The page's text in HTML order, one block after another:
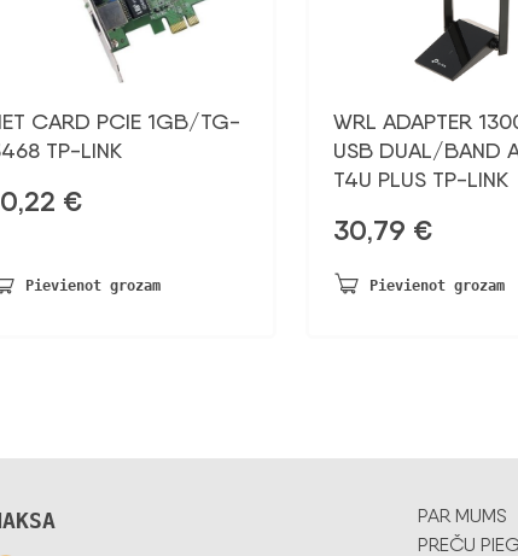
CARD PCIE 1GB/TG-
TP-LINK
€
Pievienot grozam
WRL ADAPTER
USB DUAL/BAND
T4U PLUS TP-LINK
30,79 €
Pievienot grozam
PAR MUMS
PREČU